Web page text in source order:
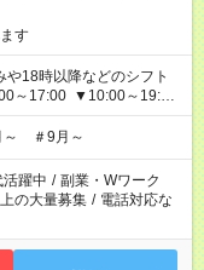
す
や18時以降などのシフト
～ ＃9月～
躍中 / 副業・Wワーク
の大量募集 / 電話対応な